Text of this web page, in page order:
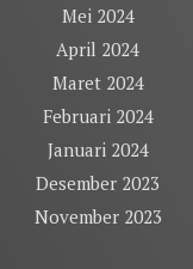
Mei 2024
April 2024
Maret 2024
Februari 2024
Januari 2024
Desember 2023
November 2023